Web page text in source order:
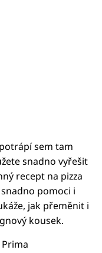
sem tam
snadno vyřešit
recept na pizza
pomoci i
jak přeměnit i
kousek.